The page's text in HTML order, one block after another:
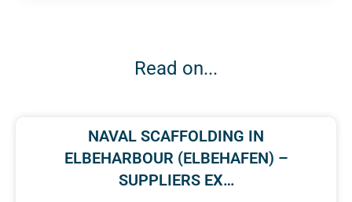
Read on...
NAVAL SCAFFOLDING IN
ELBEHARBOUR (ELBEHAFEN) –
SUPPLIERS EX…